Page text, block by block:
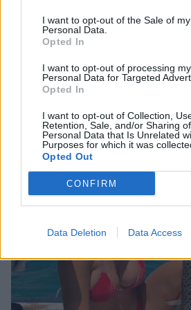
I want to opt-out of the Sale of my
Personal Data.
Opted In
I want to opt-out of processing my
Personal Data for Targeted
Opted In
I want to opt-out of Collection,
Retention, Sale, and/or Sharing
Personal Data that Is Unrelated
Purposes for which it was
Opted Out
CONFIRM
Data Deletion Data Access
Ανδρομάχη: Η φωτογραφία με
φωτιά»